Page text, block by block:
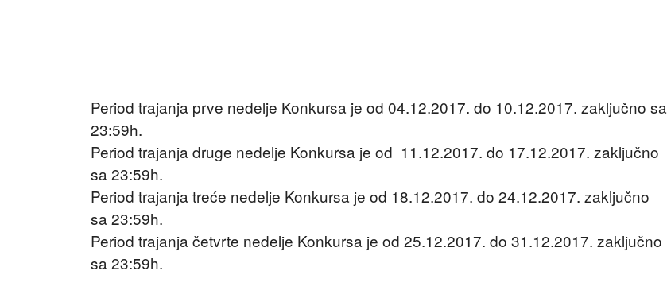
Period trajanja prve nedelje Konkursa je od 04.12.2017. do 10.12.2017. zaključno sa
23:59h.
Period trajanja druge nedelje Konkursa je od 11.12.2017. do 17.12.2017. zaključno
sa 23:59h.
Period trajanja treće nedelje Konkursa je od 18.12.2017. do 24.12.2017. zaključno
sa 23:59h.
Period trajanja četvrte nedelje Konkursa je od 25.12.2017. do 31.12.2017. zaključno
sa 23:59h.